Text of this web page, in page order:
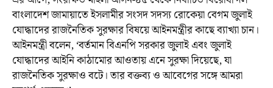
বাংলাদেশ জামায়াতে ইসলামীর সংসদ সদস্য রোকেয়া বেগম জুলাই
যোদ্ধাদের রাজনৈতিক সুরক্ষার বিষয়ে আইনমন্ত্রীর কাছে ব্যাখ্যা চান।
আইনমন্ত্রী বলেন, ‘বর্তমান বিএনপি সরকার জুলাই এবং জুলাই
যোদ্ধাদের আইনি কাঠামোর আওতায় এনে সুরক্ষা দিয়েছে, যা
রাজনৈতিক সুরক্ষাও বটে। তার বক্তব্য ও আবেগের সঙ্গে আমরা